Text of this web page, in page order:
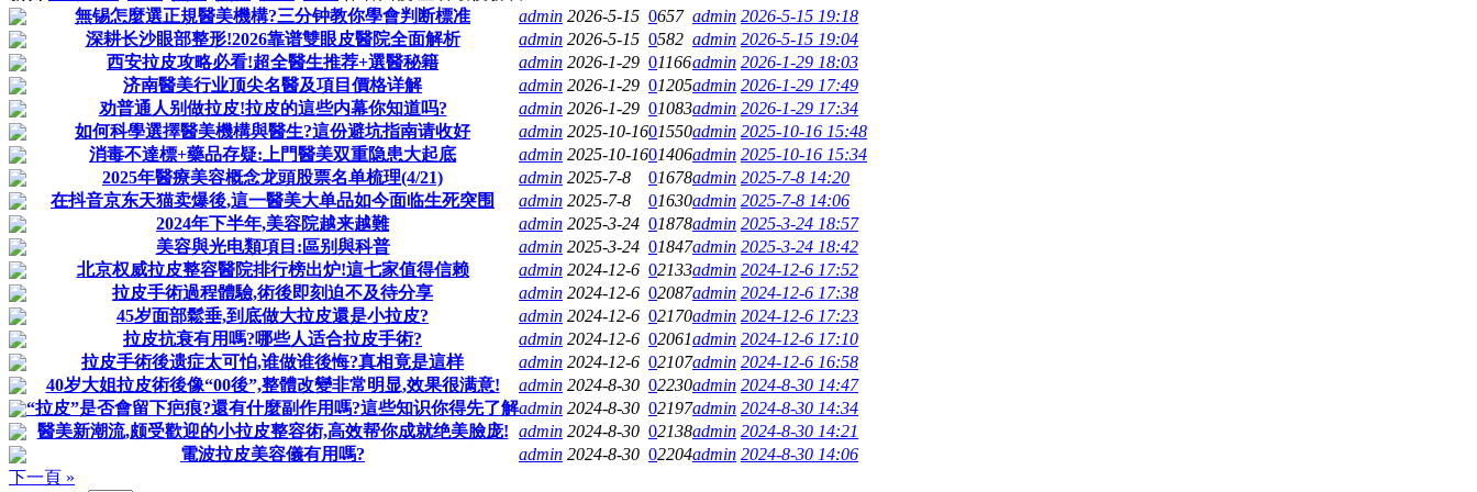
無锡怎麼選正規醫美機構?三分钟教你學會判断標准
admin 2026-5-15 0657 admin 2026-5-15 19:18
深耕长沙眼部整形!2026靠谱雙眼皮醫院全面解析
admin 2026-5-15 0582 admin 2026-5-15 19:04
西安拉皮攻略必看!超全醫生推荐+選醫秘籍
admin 2026-1-29 01166admin 2026-1-29 18:03
济南醫美行业顶尖名醫及項目價格详解
admin 2026-1-29 01205admin 2026-1-29 17:49
劝普通人别做拉皮!拉皮的這些内幕你知道吗?
admin 2026-1-29 01083admin 2026-1-29 17:34
如何科學選擇醫美機構與醫生?這份避坑指南请收好
admin 2025-10-1601550admin 2025-10-16 15:48
消毒不達標+藥品存疑:上門醫美双重隐患大起底
admin 2025-10-1601406admin 2025-10-16 15:34
2025年醫療美容概念龙頭股票名单梳理(4/21)
admin 2025-7-8 01678admin 2025-7-8 14:20
在抖音京东天猫卖爆後,這一醫美大单品如今面临生死突围
admin 2025-7-8 01630admin 2025-7-8 14:06
2024年下半年,美容院越来越難
admin 2025-3-24 01878admin 2025-3-24 18:57
美容與光电類項目:區别與科普
admin 2025-3-24 01847admin 2025-3-24 18:42
北京权威拉皮整容醫院排行榜出炉!這七家值得信赖
admin 2024-12-6 02133admin 2024-12-6 17:52
拉皮手術過程體驗,術後即刻迫不及待分享
admin 2024-12-6 02087admin 2024-12-6 17:38
45岁面部鬆垂,到底做大拉皮還是小拉皮?
admin 2024-12-6 02170admin 2024-12-6 17:23
拉皮抗衰有用嗎?哪些人适合拉皮手術?
admin 2024-12-6 02061admin 2024-12-6 17:10
拉皮手術後遗症太可怕,谁做谁後悔?真相竟是這样
admin 2024-12-6 02107admin 2024-12-6 16:58
40岁大姐拉皮術後像“00後”,整體改變非常明显,效果很满意!
admin 2024-8-30 02230admin 2024-8-30 14:47
“拉皮”是否會留下疤痕?還有什麼副作用嗎?這些知识你得先了解admin 2024-8-30 02197admin 2024-8-30 14:34
醫美新潮流,颇受歡迎的小拉皮整容術,高效帮你成就绝美臉庞! admin 2024-8-30 02138admin 2024-8-30 14:21
電波拉皮美容儀有用嗎?
admin 2024-8-30 02204admin 2024-8-30 14:06
下一頁 »